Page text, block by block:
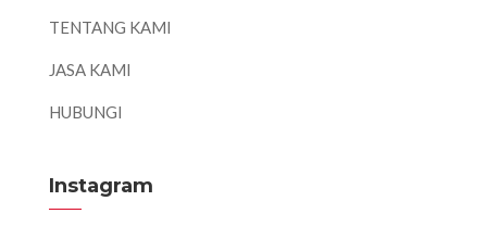
TENTANG KAMI
JASA KAMI
HUBUNGI
Instagram